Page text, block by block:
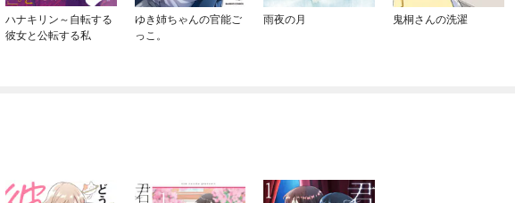
ハナキリン～自転する
彼女と公転する私
ゆき姉ちゃんの官能ご
っこ。
雨夜の月 鬼桐さんの洗濯